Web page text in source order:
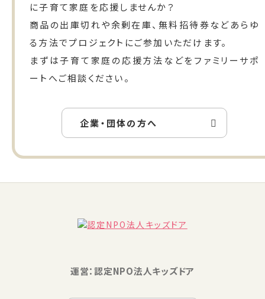
に子育て家庭を応援しませんか？
商品の出庫切れや余剰在庫、無料招待券などあらゆ
る方法でプロジェクトにご参加いただけます。
まずは子育て家庭の応援方法などをファミリーサポ
ートへご相談ください。
企業・団体の方へ
運営：認定NPO法人キッズドア